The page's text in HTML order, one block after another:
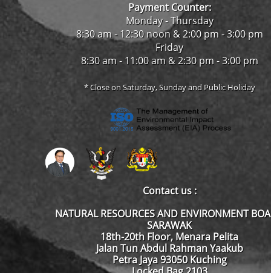
Payment Counter:
Monday - Thursday
8:30 am - 12:30 noon & 2:00 pm - 3:00 pm
Friday
8:30 am - 11:00 am & 2:30 pm - 3:00 pm
* Close on Saturday, Sunday and Public Holiday
Contact us :
NATURAL RESOURCES AND ENVIRONMENT
SARAWAK
18th-20th Floor, Menara Pelita
Jalan Tun Abdul Rahman Yaakub
Petra Jaya 93050 Kuching